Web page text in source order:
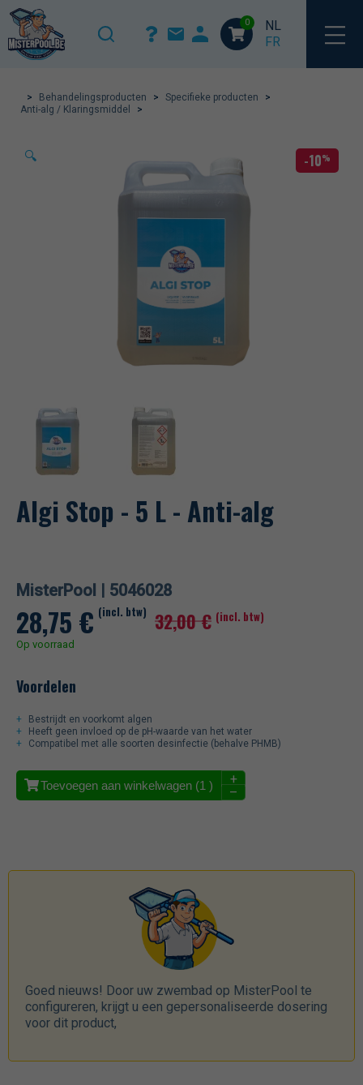
0
NL
FR
> Behandelingsproducten > Specifieke producten
>
Anti-alg / Klaringsmiddel
>
🔍 -10%
Algi Stop - 5 L - Anti-alg
MisterPool | 5046028
28,75 € (incl. btw) 32,00€ (incl. btw)
Op voorraad
Voordelen
Bestrijdt en voorkomt algen
Heeft geen invloed op de pH-waarde van het water
Compatibel met alle soorten desinfectie (behalve PHMB)
Toevoegen aan winkelwagen (1 )
+
–
Goed nieuws! Door uw zwembad op MisterPool te
configureren, krijgt u een gepersonaliseerde dosering
voor dit product,